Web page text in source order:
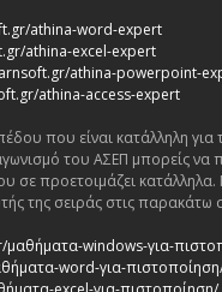
athina-word-expert
athina-excel-expert
athina-powerpoint-
athina-access-expert
που είναι κατάλληλη
του ΑΣΕΠ μπορείς να
σε προετοιμάζει κατάλληλα.
της σειράς στις παρακάτω
windows-για-
word-για-